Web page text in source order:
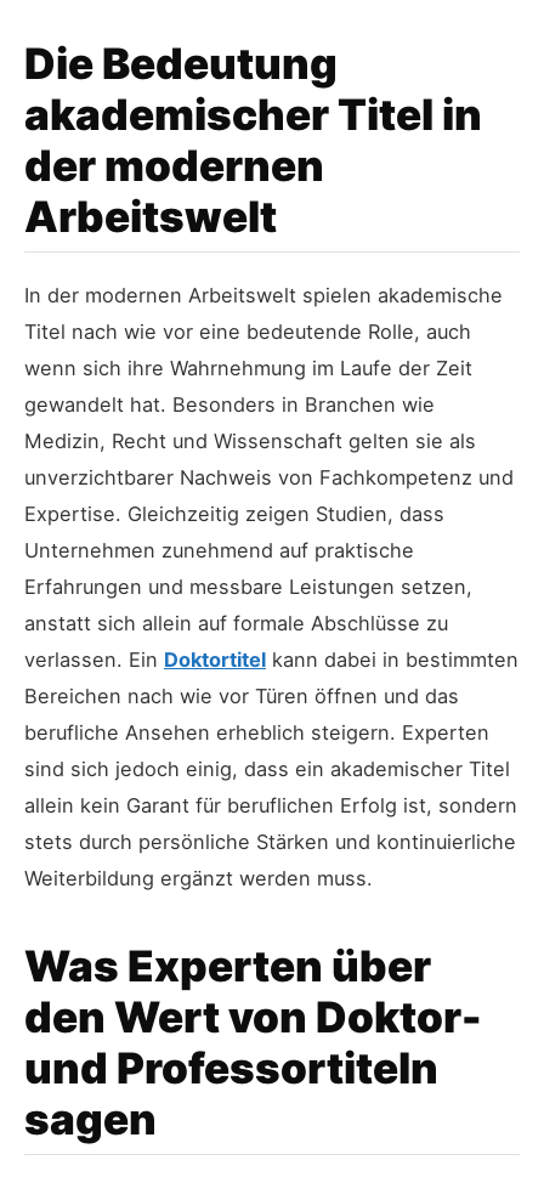
Die Bedeutung
akademischer Titel in
der modernen
Arbeitswelt
In der modernen Arbeitswelt spielen akademische
Titel nach wie vor eine bedeutende Rolle, auch
wenn sich ihre Wahrnehmung im Laufe der Zeit
gewandelt hat. Besonders in Branchen wie
Medizin, Recht und Wissenschaft gelten sie als
unverzichtbarer Nachweis von Fachkompetenz und
Expertise. Gleichzeitig zeigen Studien, dass
Unternehmen zunehmend auf praktische
Erfahrungen und messbare Leistungen setzen,
anstatt sich allein auf formale Abschlüsse zu
verlassen. Ein Doktortitel kann dabei in bestimmten
Bereichen nach wie vor Türen öffnen und das
berufliche Ansehen erheblich steigern. Experten
sind sich jedoch einig, dass ein akademischer Titel
allein kein Garant für beruflichen Erfolg ist, sondern
stets durch persönliche Stärken und kontinuierliche
Weiterbildung ergänzt werden muss.
Was Experten über
den Wert von Doktor-
und Professortiteln
sagen